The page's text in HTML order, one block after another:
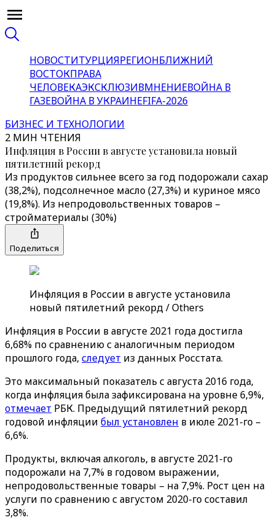
НОВОСТИТУРЦИЯРЕГИОНБЛИЖНИЙ
ВОСТОКПРАВА
ЧЕЛОВЕКАЭКСКЛЮЗИВМНЕНИЕВОЙНА В
ГАЗЕВОЙНА В УКРАИНЕFIFA-2026
БИЗНЕС И ТЕХНОЛОГИИ
2 МИН ЧТЕНИЯ
Инфляция в России в августе установила новый
пятилетний рекорд
Из продуктов сильнее всего за год подорожали сахар
(38,2%), подсолнечное масло (27,3%) и куриное мясо
(19,8%). Из непродовольственных товаров –
стройматериалы (30%)
Поделиться
Инфляция в России в августе установила
новый пятилетний рекорд / Others
Инфляция в России в августе 2021 года достигла
6,68% по сравнению с аналогичным периодом
прошлого года, следует из данных Росстата.
Это максимальный показатель с августа 2016 года,
когда инфляция была зафиксирована на уровне 6,9%,
отмечает РБК. Предыдущий пятилетний рекорд
годовой инфляции был установлен в июле 2021-го –
6,6%.
Продукты, включая алкоголь, в августе 2021-го
подорожали на 7,7% в годовом выражении,
непродовольственные товары – на 7,9%. Рост цен на
услуги по сравнению с августом 2020-го составил
3,8%.